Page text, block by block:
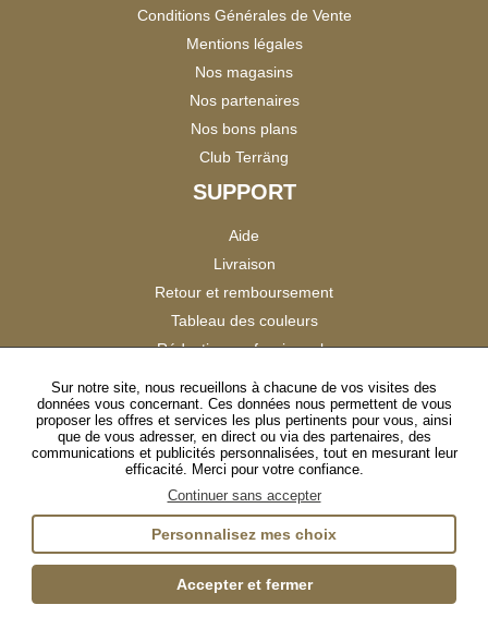
Conditions Générales de Vente
Mentions légales
Nos magasins
Nos partenaires
Nos bons plans
Club Terräng
SUPPORT
Aide
Livraison
Retour et remboursement
Tableau des couleurs
Réduction professionnels
Satisfaction Clients
SUIVEZ-NOUS
InstagramTikTokFacebookYouTubeLinkedIn
Sur notre site, nous recueillons à chacune de vos visites des
données vous concernant. Ces données nous permettent de vous
proposer les offres et services les plus pertinents pour vous, ainsi
que de vous adresser, en direct ou via des partenaires, des
communications et publicités personnalisées, tout en mesurant leur
efficacité. Merci pour votre confiance.
Continuer sans accepter
Personnalisez mes choix
Accepter et fermer